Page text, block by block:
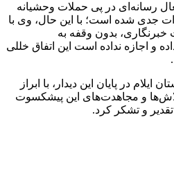
رسانه‌ای در پی حملات وحشیانه
جدی شده است؛ با این حال، وی با
خبرنگاری، بدون وقفه به
و اجازه نداده است این اتفاق خللی
در پایان این دیدار، با ابراز
و مجاهدت‌های این پیشکسوت
و تشکر کرد.